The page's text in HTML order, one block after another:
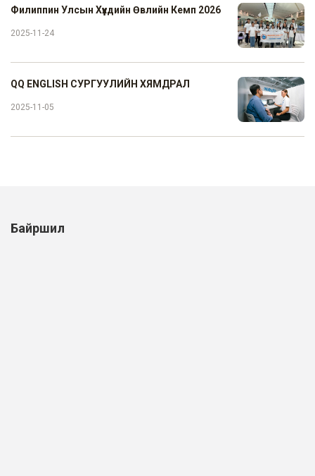
Филиппин Улсын Хүүхдийн Өвлийн Кемп 2026
2025-11-24
QQ ENGLISH СУРГУУЛИЙН ХЯМДРАЛ
2025-11-05
Байршил